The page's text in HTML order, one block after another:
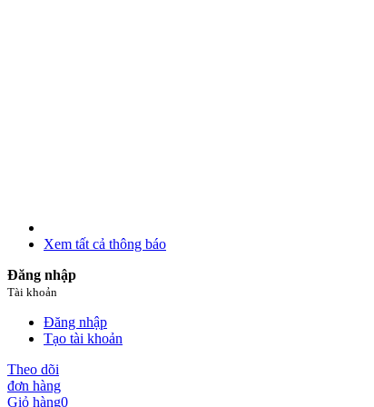
Xem tất cả thông báo
Đăng nhập
Tài khoản
Đăng nhập
Tạo tài khoản
Theo dõi
đơn hàng
Giỏ hàng0